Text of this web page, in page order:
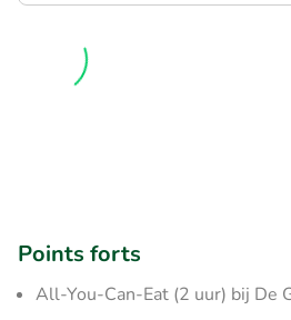
Points forts
All-You-Can-Eat (2 uur) bij De